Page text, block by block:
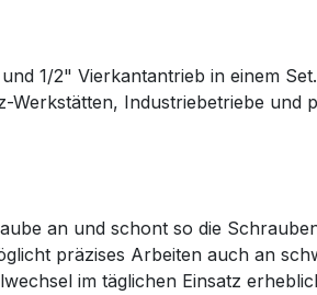
1/2" Vierkantantrieb in einem
Industriebetriebe und
an und schont so die
präzises Arbeiten auch an
im täglichen Einsatz